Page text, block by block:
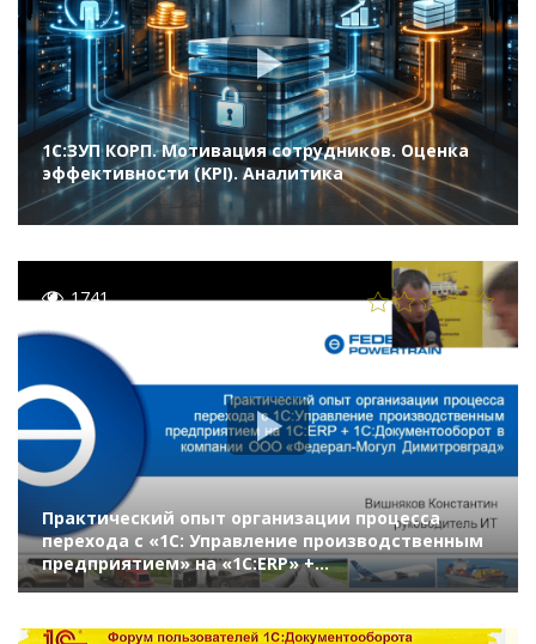
1С:ЗУП КОРП. Мотивация сотрудников. Оценка
эффективности (KPI). Аналитика
1741
Практический опыт организации процесса
перехода с «1С: Управление производственным
предприятием» на «1С:ERP» +
«1С:Документооборот» в компании «Федерал-